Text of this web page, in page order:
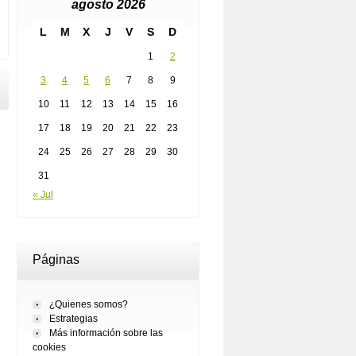
agosto 2026
L M X J V S D
1 2
3 4 5 6 7 8 9
10 11 12 13 14 15 16
17 18 19 20 21 22 23
24 25 26 27 28 29 30
31
« Jul
Páginas
¿Quienes somos?
Estrategias
Más información sobre las
cookies